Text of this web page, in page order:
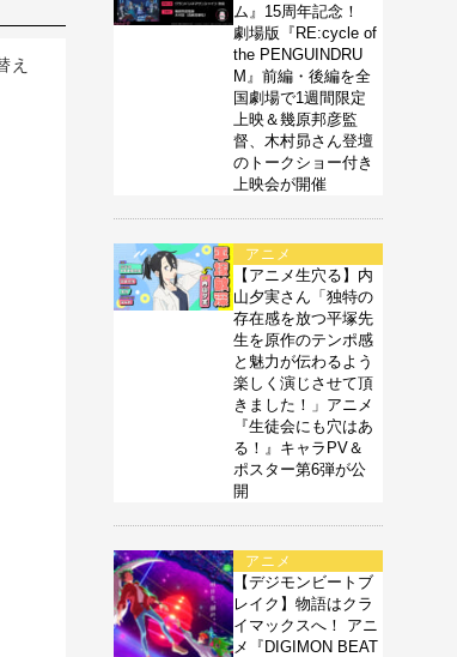
え
ム』15周年記念！
劇場版『RE:cycle of
the PENGUINDRU
M』前編・後編を全
国劇場で1週間限定
上映＆幾原邦彦監
督、木村昴さん登壇
のトークショー付き
上映会が開催
アニメ
【アニメ生穴る】内
山夕実さん「独特の
存在感を放つ平塚先
生を原作のテンポ感
と魅力が伝わるよう
楽しく演じさせて頂
きました！」アニメ
『生徒会にも穴はあ
る！』キャラPV＆
ポスター第6弾が公
開
アニメ
【デジモンビートブ
レイク】物語はクラ
イマックスへ！ アニ
メ『DIGIMON BEAT